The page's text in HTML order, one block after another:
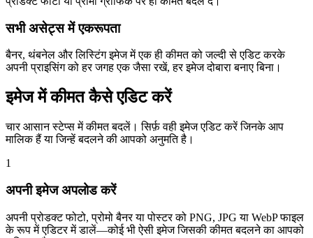
सभी असेट्स में एकरूपता
बैनर, थंबनेल और लिस्टिंग इमेज में एक ही कीमत को जल्दी से एडिट करके
अपनी प्राइसिंग को हर जगह एक जैसा रखें, हर इमेज दोबारा बनाए बिना।
इमेज में कीमत कैसे एडिट करें
चार आसान स्टेप्स में कीमत बदलें। सिर्फ़ वही इमेज एडिट करें जिनके आप
मालिक हैं या जिन्हें बदलने की आपको अनुमति है।
1
अपनी इमेज अपलोड करें
अपनी प्रोडक्ट फोटो, प्रोमो बैनर या पोस्टर को PNG, JPG या WebP फाइल
के रूप में एडिटर में डालें—कोई भी ऐसी इमेज जिसकी कीमत बदलने का आपको